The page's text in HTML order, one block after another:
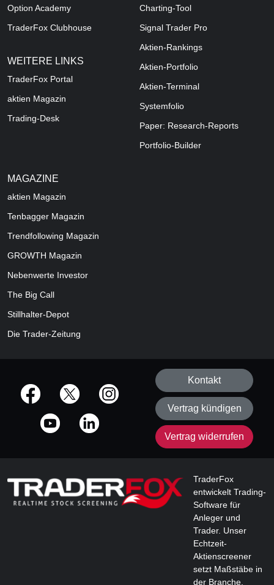
Option Academy
TraderFox Clubhouse
WEITERE LINKS
TraderFox Portal
aktien Magazin
Trading-Desk
Charting-Tool
Signal Trader Pro
Aktien-Rankings
Aktien-Portfolio
Aktien-Terminal
Systemfolio
Paper: Research-Reports
Portfolio-Builder
MAGAZINE
aktien Magazin
Tenbagger Magazin
Trendfollowing Magazin
GROWTH Magazin
Nebenwerte Investor
The Big Call
Stillhalter-Depot
Die Trader-Zeitung
offizielle Social Media-Accounts
Kontakt
Vertrag kündigen
Vertrag widerrufen
TraderFox
entwickelt Trading-
Software für
Anleger und
Trader. Unser
Echtzeit-
Aktienscreener
setzt Maßstäbe in
der Branche.